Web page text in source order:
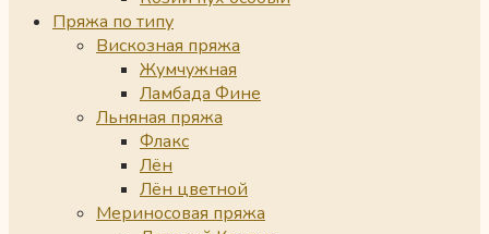
Пряжа по типу
Вискозная пряжа
Жумчужная
Ламбада Фине
Льняная пряжа
Флакс
Лён
Лён цветной
Мериносовая пряжа